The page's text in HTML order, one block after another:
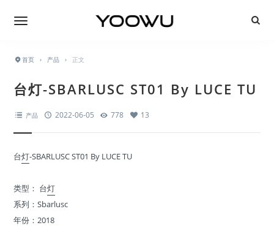
首页 › 产品 › 正文
台灯-SBARLUSC ST01 By LUCE TU
产品 2022-06-05 778 13
台灯-SBARLUSC ST01 By LUCE TU
类型： 台灯
系列：Sbarlusc
年份：2018